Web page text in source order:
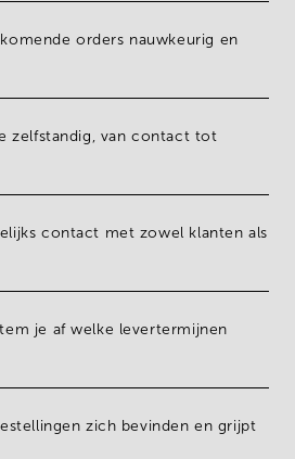
orders nauwkeurig en
zelfstandig, vancontact tot
contact met zowel klantenals
je af welke levertermijnen
zich bevinden en grijpt